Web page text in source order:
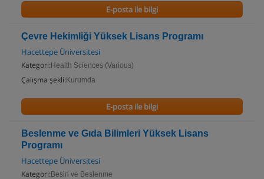
E-posta ile bilgi
Çevre Hekimliği Yüksek Lisans Programı
Hacettepe Üniversitesi
Kategori: Health Sciences (Various)
Çalışma şekli: Kurumda
E-posta ile bilgi
Beslenme ve Gıda Bilimleri Yüksek Lisans
Programı
Hacettepe Üniversitesi
Kategori: Besin ve Beslenme